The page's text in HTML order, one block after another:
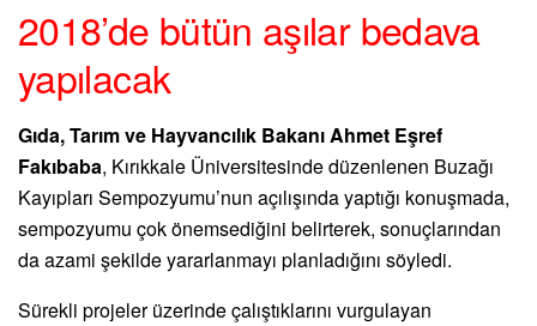
2018’de bütün aşılar bedava
yapılacak
Gıda, Tarım ve Hayvancılık Bakanı Ahmet Eşref
Fakıbaba, Kırıkkale Üniversitesinde düzenlenen Buzağı
Kayıpları Sempozyumu’nun açılışında yaptığı konuşmada,
sempozyumu çok önemsediğini belirterek, sonuçlarından
da azami şekilde yararlanmayı planladığını söyledi.
Sürekli projeler üzerinde çalıştıklarını vurgulayan